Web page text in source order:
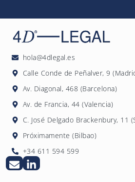
tratados y la complejidad
sector. Contacta con 4DLegal
un presupuesto personalizado
compromiso.
hola@4dlegal.es
Calle Conde de Peñalver, 9
Av. Diagonal, 468 (Barcelona)
Av. de Francia, 44 (Valencia)
C. José Delgado Brackenbury, 11
Próximamente (Bilbao)
+34 611 594 599